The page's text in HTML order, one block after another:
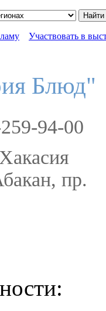
Найти
Участвовать в
Блюд"
94-00
пр.